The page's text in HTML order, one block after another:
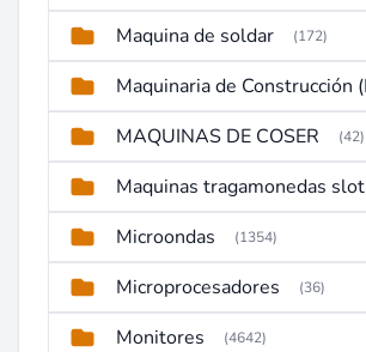
Maquina de soldar (172)
MAQUINAS DE COSER (42)
Maquinas tragamonedas slot
Microondas (1354)
Microprocesadores (36)
Monitores (4642)